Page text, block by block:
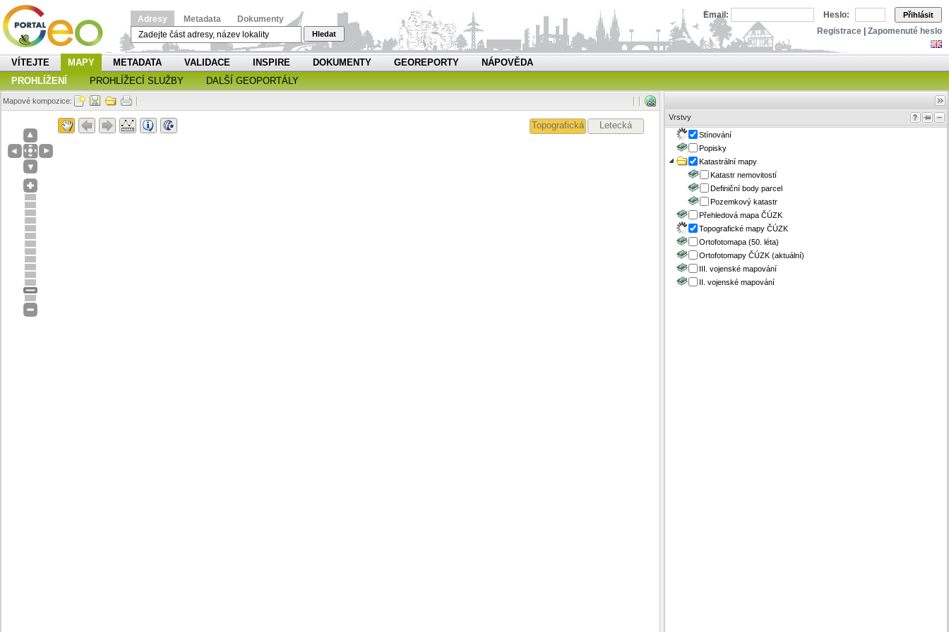
Adresy Metadata Dokumenty
Hledat
Email: Heslo: Přihlásit
Registrace Zapomenuté heslo
VÍTEJTE MAPY METADATA VALIDACE INSPIRE DOKUMENTY GEOREPORTY
NÁPOVĚDA
PROHLÍŽENÍ
PROHLÍŽECÍ SLUŽBY DALŠÍ GEOPORTÁLY
Mapové kompozice:
Topografická Letecká
Vrstvy
Stínování
Popisky
Katastrální mapy
Katastr nemovitostí
Definiční body parcel
Pozemkový katastr
Přehledová mapa ČÚZK
Topografické mapy ČÚZK
Ortofotomapa (50. léta)
Ortofotomapy ČÚZK (aktuální)
III. vojenské mapování
II. vojenské mapování